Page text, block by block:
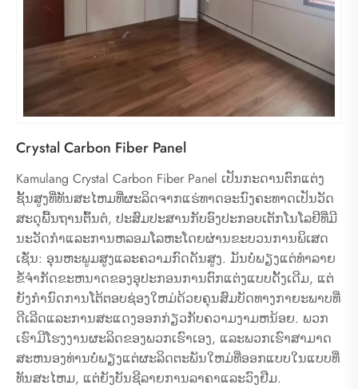
Crystal Carbon Fiber Panel
Kamulang Crystal Carbon Fiber Panel ເປັນກະດານຕົກແຕ່ງ
ຊັ້ນສູງທີ່ທັນສະໄຫມທີ່ຜະລິດຈາກແຮ່ທາດອະນົງຄະທາດເປັນວັດ
ສະດຸພື້ນຖານຕົ້ນຕໍ, ປະສົມປະສານກັບອົງປະກອບເຕັກໂນໂລຢີທີ່ມີ
ນະວັດກໍາແລະການຫລອມໂລຫະໂດຍຜ່ານຂະບວນການພິເສດ
ເຊັ່ນ: ອຸນຫະພູມສູງແລະຄວາມກົດດັນສູງ. ມັນບໍ່ພຽງແຕ່ທໍາລາຍ
ຂໍ້ຈໍາກັດຂະຫນາດຂອງອຸປະກອນການຕົກແຕ່ງແບບດັ້ງເດີມ, ແຕ່
ຍັງກໍານົດການໂຕ້ຕອບຊ່ອງໃຫມ່ດ້ວຍຄຸນສົມບັດທາງກາຍະພາບທີ່
ດີເລີດແລະການສະແດງອອກກ່ຽວກັບຄວາມງາມຫນ້ອຍ. ພວກ​
ເຮົາ​ມີ​ໂຮງ​ງານ​ຜະ​ລິດ​ຂອງ​ພວກ​ເຮົາ​ເອງ​, ແລະ​ພວກ​ເຮົາ​ສາ​ມາດ​
ສະ​ຫນອງ​ທ່ານ​ບໍ່​ພຽງ​ແຕ່​ຜະ​ລິດ​ຕະ​ພັນ​ໃຫມ່​ທີ່​ອອກ​ແບບ​ໃນ​ແບບ​ທີ່​
ທັນ​ສະ​ໄຫມ​, ແຕ່​ຍັງ​ບັນ​ຊີ​ລາຍ​ການ​ລາ​ຄາ​ແລະ​ວົງ​ຢືມ​.